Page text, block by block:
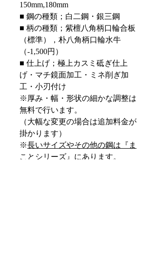
150mm,180mm
■ 鋼の種類；白二鋼・銀三鋼
■ 柄の種類；紫檀八角柄口輪合板
（標準），朴八角柄口輪水牛
（-1,500円）
■ 仕上げ；極上カスミ砥ぎ仕上
げ・マチ鏡面加工・ミネ削ぎ加
工・小刃付け
※厚み・幅・形状の細かな調整は
無料で行います。
（大幅な変更の場合は追加料金が
掛かります）
※長いサイズやその他の鋼は『ま
ことシリーズ』にあります。